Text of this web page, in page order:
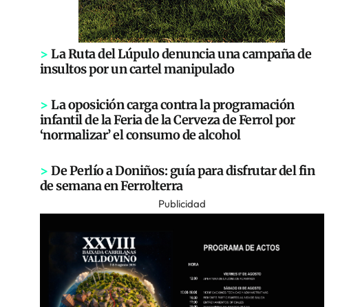
> La Ruta del Lúpulo denuncia una campaña de
insultos por un cartel manipulado
> La oposición carga contra la programación
infantil de la Feria de la Cerveza de Ferrol por
‘normalizar’ el consumo de alcohol
> De Perlío a Doniños: guía para disfrutar del fin
de semana en Ferrolterra
Publicidad